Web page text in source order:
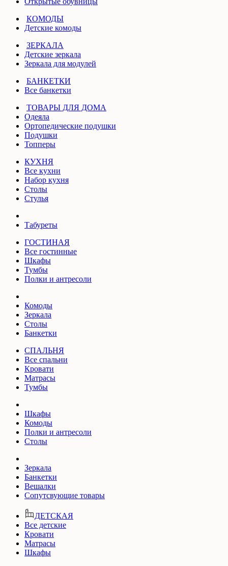
КОМОДЫ
Детские комоды
ЗЕРКАЛА
Детские зеркала
Зеркала для модулей
БАНКЕТКИ
Все банкетки
ТОВАРЫ ДЛЯ ДОМА
Одеяла
Ортопедические подушки
Подушки
Топперы
КУХНЯ
Все кухни
Набор кухня
Столы
Стулья
Табуреты
ГОСТИНАЯ
Все гостинные
Шкафы
Тумбы
Полки и антресоли
Комоды
Зеркала
Столы
Банкетки
СПАЛЬНЯ
Все спальни
Кровати
Матрасы
Тумбы
Шкафы
Комоды
Полки и антресоли
Столы
Зеркала
Банкетки
Вешалки
Сопутсвующие товары
ДЕТСКАЯ
Все детские
Кровати
Матрасы
Шкафы